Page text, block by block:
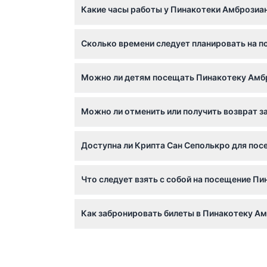
Какие часы работы у Пинакотеки
обеспечить достаточно времени для
Сколько времени следует планировать на
Можно ли детям посещать Пинакотеку
учитываются в общем количестве для
Можно ли отменить или получить возврат
Доступна ли Крипта Сан Сеполькро для
Что следует взять с собой на посещение
алкоголь, планируйте соответственно.
Как забронировать билеты в Пинакотеку